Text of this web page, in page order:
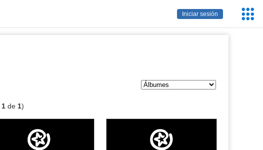
Iniciar sesión
1de 1)